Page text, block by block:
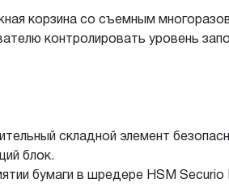
корзина со съемным
контролировать уровень
складной элемент
блок.
бумаги в шредере HSM